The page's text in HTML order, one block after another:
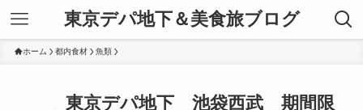
東京デパ地下＆美食旅ブログ
ホーム 都内食材 魚類
東京デパ地下 池袋西武 期間限